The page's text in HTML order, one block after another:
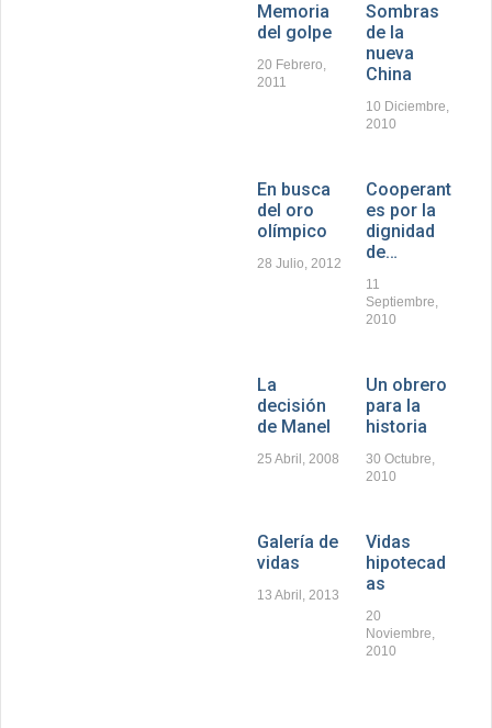
Memoria
del golpe
20 Febrero,
2011
Sombras
de la
nueva
China
10 Diciembre,
2010
En busca
del oro
olímpico
28 Julio, 2012
Cooperant
es por la
dignidad
de…
11
Septiembre,
2010
La
decisión
de Manel
25 Abril, 2008
Un obrero
para la
historia
30 Octubre,
2010
Galería de
vidas
13 Abril, 2013
Vidas
hipotecad
as
20
Noviembre,
2010